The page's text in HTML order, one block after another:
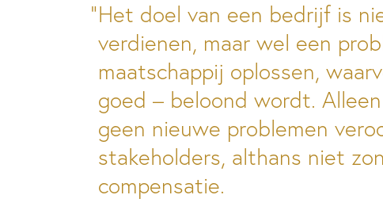
Het doel van een bedrijf is
verdienen, maar wel een
maatschappij oplossen,
goed – beloond wordt.
geen nieuwe problemen
stakeholders, althans niet
compensatie.